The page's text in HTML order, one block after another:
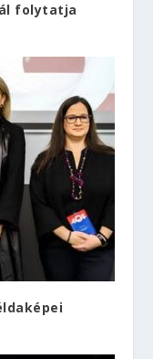
folytatja